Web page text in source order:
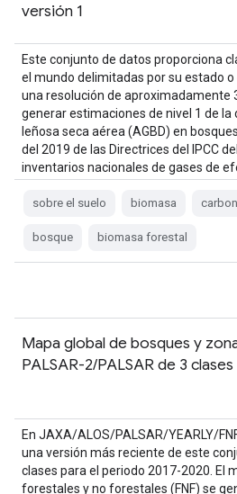
versión 1
Este conjunto de datos proporciona
el mundo delimitadas por su estado
una resolución de aproximadamente
generar estimaciones de nivel 1 de la
leñosa seca aérea (AGBD) en
del 2019 de las Directrices del IPCC
inventarios nacionales de gases de
sobre el suelo biomasa
bosque biomasa forestal
Mapa global de bosques y
PALSAR-2/PALSAR de 3 clases
En JAXA/ALOS/PALSAR/YEARLY/
una versión más reciente de este
clases para el periodo 2017-2020. El
forestales y no forestales (FNF) se